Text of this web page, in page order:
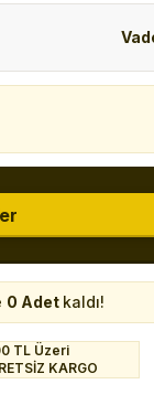
0 Adet kaldı!
TL Üzeri
KARGO